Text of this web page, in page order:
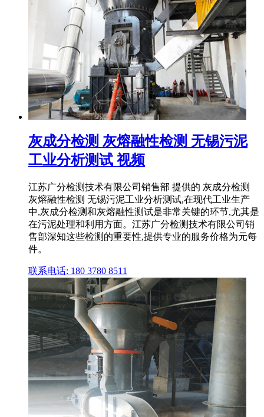
灰成分检测 灰熔融性检测 无锡污泥
工业分析测试 视频
江苏广分检测技术有限公司销售部 提供的 灰成分检测
灰熔融性检测 无锡污泥工业分析测试,在现代工业生产
中,灰成分检测和灰熔融性测试是非常关键的环节,尤其是
在污泥处理和利用方面。江苏广分检测技术有限公司销
售部深知这些检测的重要性,提供专业的服务价格为元每
件。
联系电话: 180 3780 8511